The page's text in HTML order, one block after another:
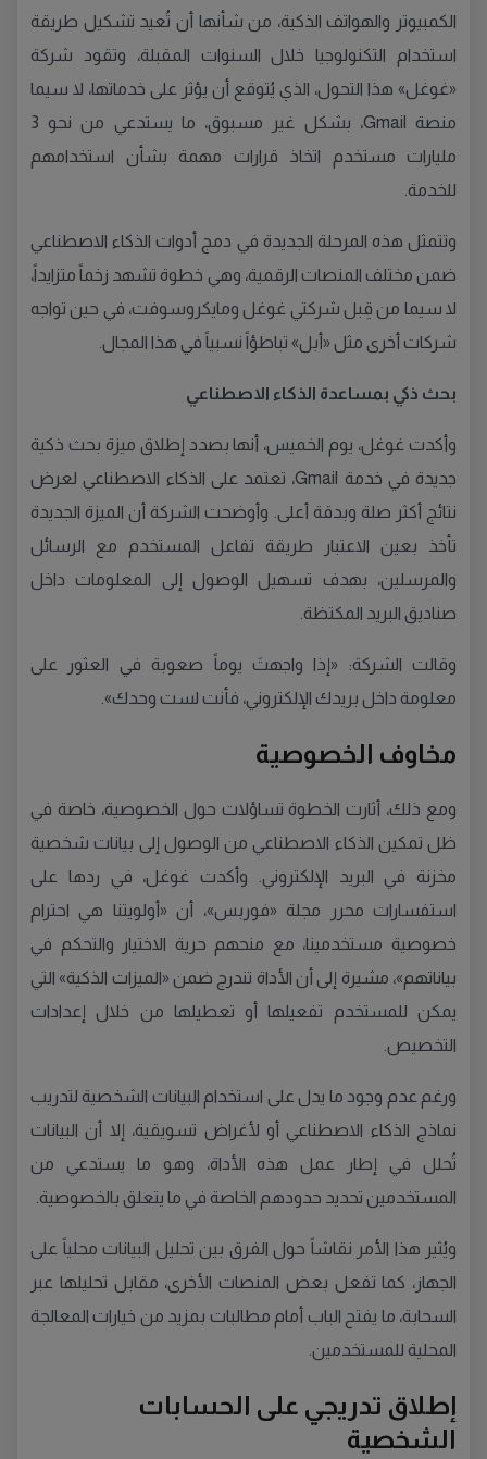
الكمبيوتر والهواتف الذكية، من شأنها أن تُعيد تشكيل طريقة
استخدام التكنولوجيا خلال السنوات المقبلة، وتقود شركة
«غوغل» هذا التحول، الذي يُتوقع أن يؤثر على خدماتها، لا سيما
منصة Gmail، بشكل غير مسبوق، ما يستدعي من نحو 3
مليارات مستخدم اتخاذ قرارات مهمة بشأن استخدامهم
للخدمة.
وتتمثل هذه المرحلة الجديدة في دمج أدوات الذكاء الاصطناعي
ضمن مختلف المنصات الرقمية، وهي خطوة تشهد زخماً متزايداً،
لا سيما من قِبل شركتي غوغل ومايكروسوفت، في حين تواجه
شركات أخرى مثل «أبل» تباطؤاً نسبياً في هذا المجال.
بحث ذكي بمساعدة الذكاء الاصطناعي
وأكدت غوغل، يوم الخميس، أنها بصدد إطلاق ميزة بحث ذكية
جديدة في خدمة Gmail، تعتمد على الذكاء الاصطناعي لعرض
نتائج أكثر صلة وبدقة أعلى. وأوضحت الشركة أن الميزة الجديدة
تأخذ بعين الاعتبار طريقة تفاعل المستخدم مع الرسائل
والمرسلين، بهدف تسهيل الوصول إلى المعلومات داخل
صناديق البريد المكتظة.
وقالت الشركة: «إذا واجهتَ يوماً صعوبة في العثور على
معلومة داخل بريدك الإلكتروني، فأنت لست وحدك».
مخاوف الخصوصية
ومع ذلك، أثارت الخطوة تساؤلات حول الخصوصية، خاصة في
ظل تمكين الذكاء الاصطناعي من الوصول إلى بيانات شخصية
مخزنة في البريد الإلكتروني. وأكدت غوغل، في ردها على
استفسارات محرر مجلة «فوربس»، أن «أولويتنا هي احترام
خصوصية مستخدمينا، مع منحهم حرية الاختيار والتحكم في
بياناتهم»، مشيرة إلى أن الأداة تندرج ضمن «الميزات الذكية» التي
يمكن للمستخدم تفعيلها أو تعطيلها من خلال إعدادات
التخصيص.
ورغم عدم وجود ما يدل على استخدام البيانات الشخصية لتدريب
نماذج الذكاء الاصطناعي أو لأغراض تسويقية، إلا أن البيانات
تُحلل في إطار عمل هذه الأداة، وهو ما يستدعي من
المستخدمين تحديد حدودهم الخاصة في ما يتعلق بالخصوصية.
ويُثير هذا الأمر نقاشاً حول الفرق بين تحليل البيانات محلياً على
الجهاز، كما تفعل بعض المنصات الأخرى، مقابل تحليلها عبر
السحابة، ما يفتح الباب أمام مطالبات بمزيد من خيارات المعالجة
المحلية للمستخدمين.
إطلاق تدريجي على الحسابات
الشخصية